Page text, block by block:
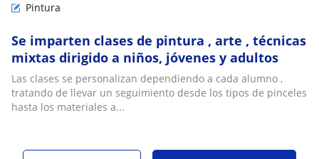
Pintura
Se imparten clases de pintura , arte , técnicas
mixtas dirigido a niños, jóvenes y adultos
Las clases se personalizan dependiendo a cada alumno ,
tratando de llevar un seguimiento desde los tipos de pinceles
hasta los materiales a...